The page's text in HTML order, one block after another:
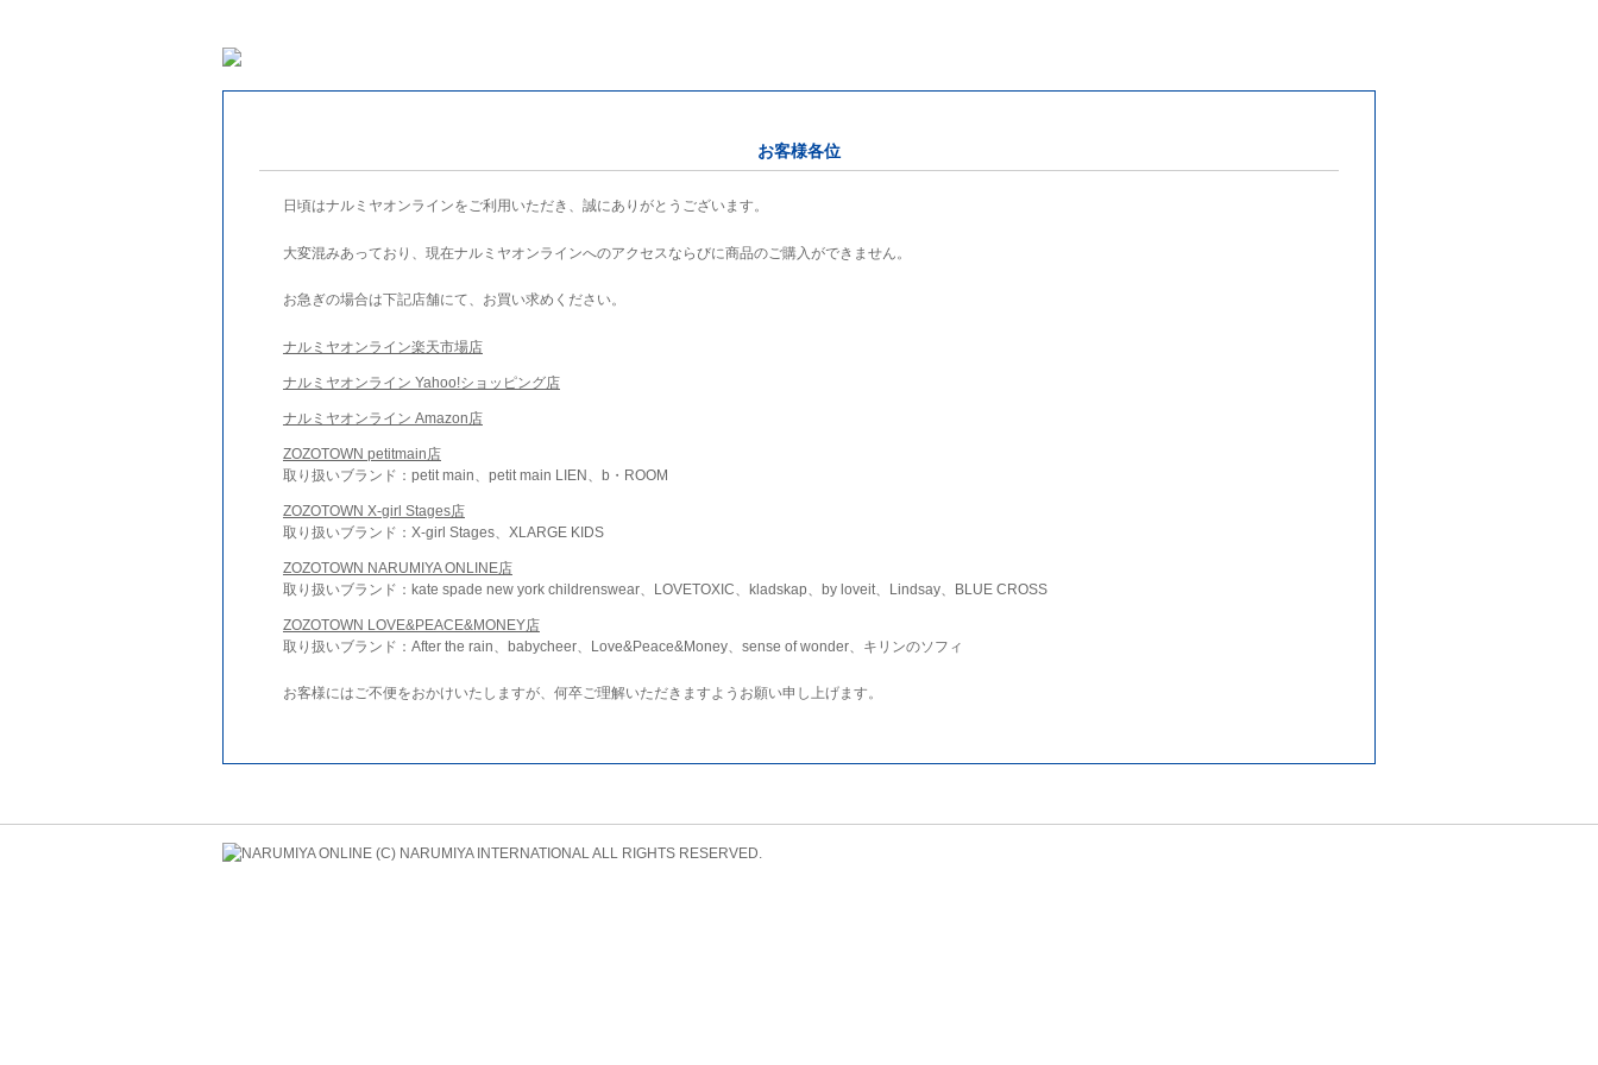
お客様各位
日頃はナルミヤオンラインをご利用いただき、誠にありがとうございます。
大変混みあっており、現在ナルミヤオンラインへのアクセスならびに商品のご購入ができません。
お急ぎの場合は下記店舗にて、お買い求めください。
ナルミヤオンライン楽天市場店
ナルミヤオンライン Yahoo!ショッピング店
ナルミヤオンライン Amazon店
ZOZOTOWN petitmain店
取り扱いブランド：petit main、petit main LIEN、b・ROOM
ZOZOTOWN X-girl Stages店
取り扱いブランド：X-girl Stages、XLARGE KIDS
ZOZOTOWN NARUMIYA ONLINE店
取り扱いブランド：kate spade new york childrenswear、LOVETOXIC、kladskap、by loveit、Lindsay、BLUE CROSS
ZOZOTOWN LOVE&PEACE&MONEY店
取り扱いブランド：After the rain、babycheer、Love&Peace&Money、sense of wonder、キリンのソフィ
お客様にはご不便をおかけいたしますが、何卒ご理解いただきますようお願い申し上げます。